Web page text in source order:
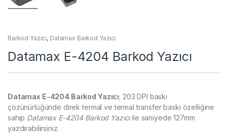
Barkod Yazıcı, Datamax Barkod Yazıcı
Datamax E-4204 Barkod Yazıcı
Datamax E-4204 Barkod Yazıcı; 203 DPI baskı
çözünürlüğünde direk termal ve termal transfer baskı özelliğine
sahip Datamax E-4204 Barkod Yazıcıile saniyede 127mm
yazdırabilirsiniz.